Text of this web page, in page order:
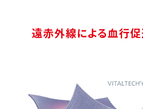
遠赤外線による血行